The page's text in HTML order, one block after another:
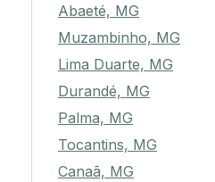
Abaeté, MG
Muzambinho, MG
Lima Duarte, MG
Durandé, MG
Palma, MG
Tocantins, MG
Canaã, MG